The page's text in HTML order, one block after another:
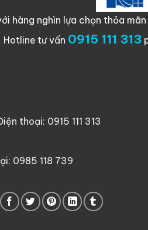
hàng nghìn lựa chọn thỏa
Hotline tư vấn 0915 111 313
thoại: 0915 111 313
0985 118 739